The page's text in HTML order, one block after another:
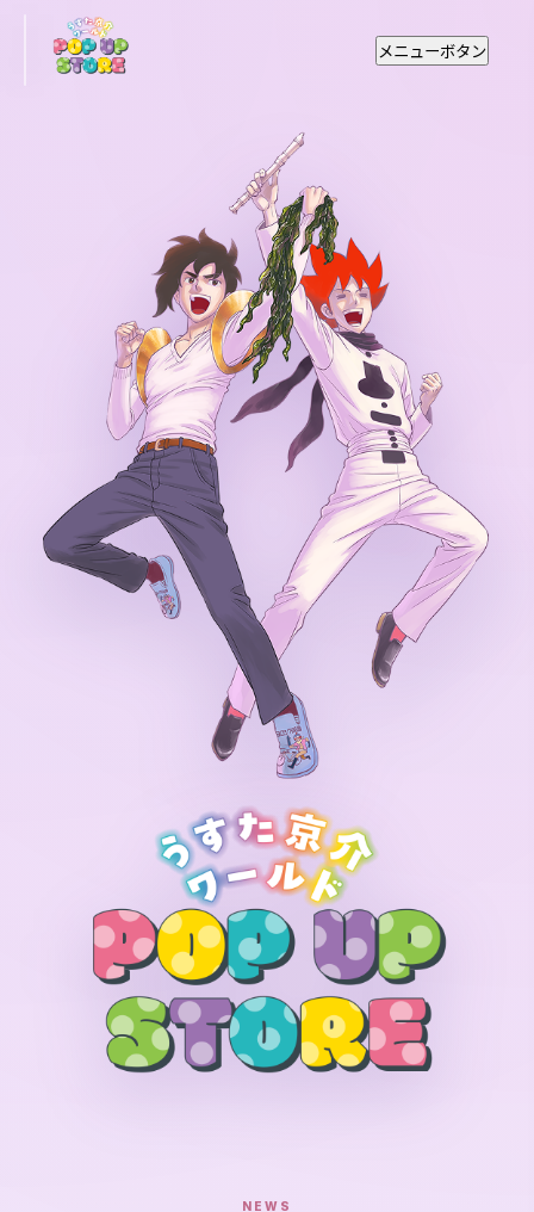
メニューボタン
NEWS